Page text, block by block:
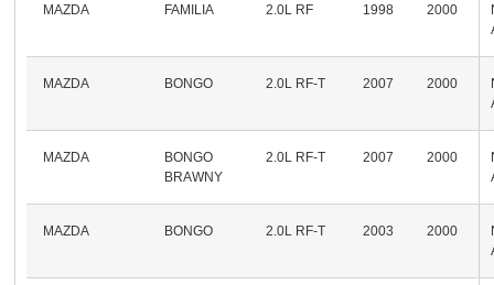
MAZDA FAMILIA 2.0L RF 1998 2000
MAZDA BONGO 2.0L RF-T 2007 2000
MAZDA
BONGO
BRAWNY
2.0L RF-T 2007 2000
MAZDA BONGO 2.0L RF-T 2003 2000